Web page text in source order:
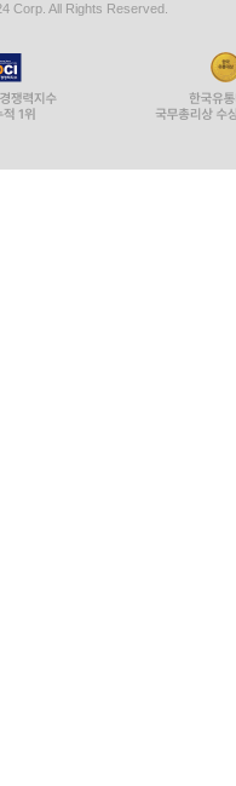
Corp. All Rights Reserved.